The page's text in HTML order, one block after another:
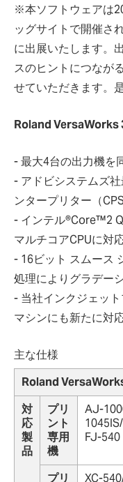
※本ソフトウェアは
ッグサイトで開催さ
に出展いたします。
スのヒントにつなが
せていただきます。
Roland VersaWorks
- 最大4台の出力機を
- アドビシステムズ
ンタープリター（
- インテル®Core™2
マルチコアCPUに対
- 16ビット スムース
処理によりグラデー
- 当社インクジェッ
マシンにも新たに対
主な仕様
Roland
対
応
製
品
プリ
ント
専用
機
AJ-
FJ-540
プリ XC-